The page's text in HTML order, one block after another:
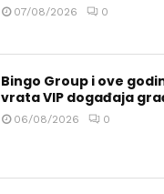
07/08/2026 0
Bingo Group i ove
vrata VIP događaja
06/08/2026 0